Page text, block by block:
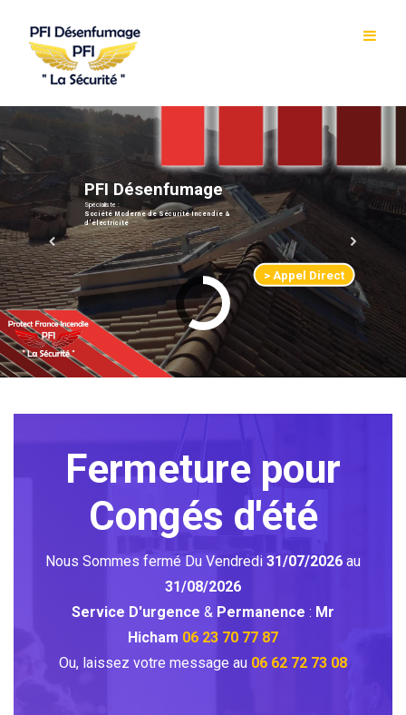
> Appel Direct
PFI Désenfumage
Spécialiste :
Société Moderne de Sécurité Incendie &
d'électricité
Fermeture pour
Congés d'été
Nous Sommes fermé Du Vendredi 31/07/2026 au
31/08/2026
Service D'urgence & Permanence : Mr
Hicham 06 23 70 77 87
Ou, laissez votre message au 06 62 72 73 08